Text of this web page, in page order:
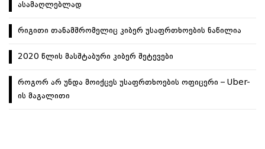
ასამაღლებლად
რიგითი თანამშრომელიც კიბერ უსაფრთხოების ნაწილია
2020 წლის მასშტაბური კიბერ შეტევები
როგორ არ უნდა მოიქცეს უსაფრთხოების ოფიცერი – Uber-
ის მაგალითი